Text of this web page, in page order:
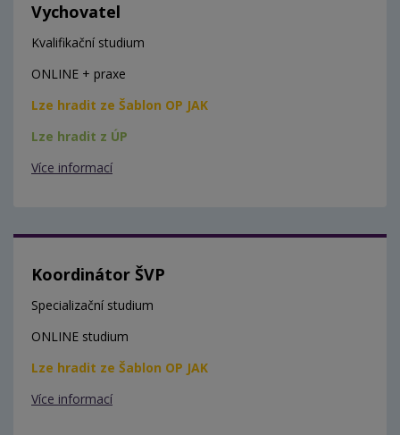
Vychovatel
Kvalifikační studium
ONLINE + praxe
Lze hradit ze Šablon OP JAK
Lze hradit z ÚP
Více informací
Koordinátor ŠVP
Specializační studium
ONLINE studium
Lze hradit ze Šablon OP JAK
Více informací